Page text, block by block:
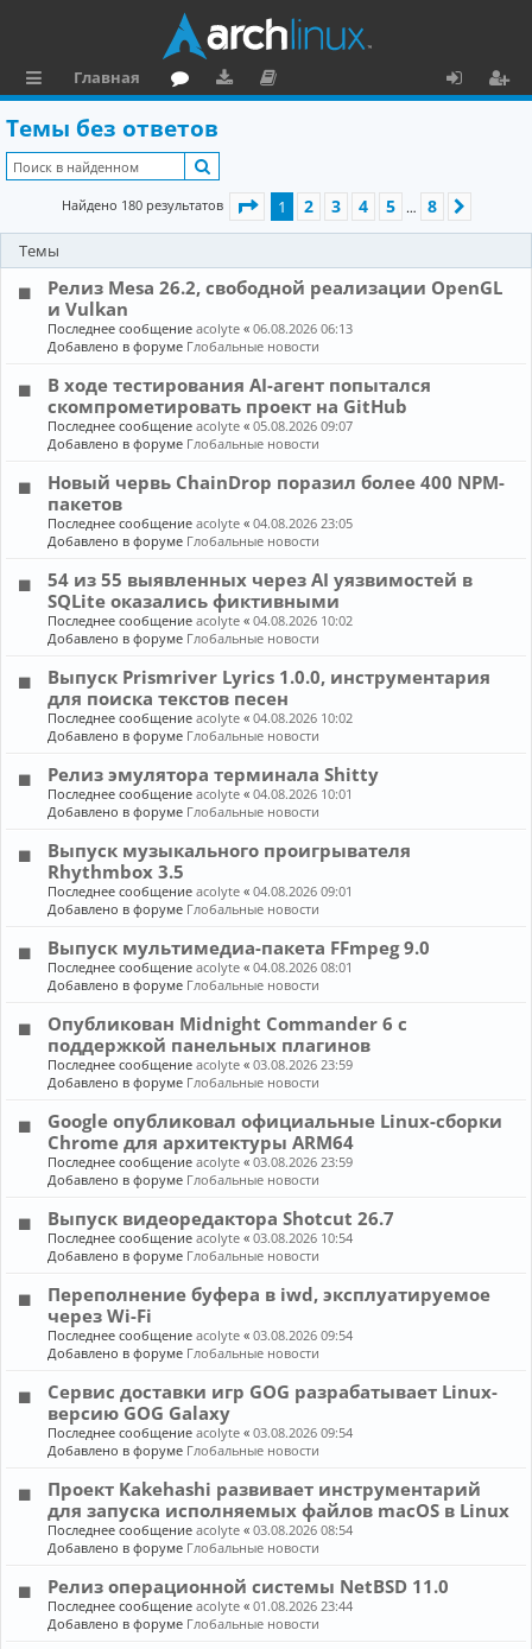
ы
л
и
Главная
ру
м
ру
зк
е
та
ц
я
ц
Темы без ответов
Найдено 180 результатов Страница из8
1 2 3 4 5 … 8
Темы
Релиз Mesa 26.2, свободной реализации OpenGL
и Vulkan
Последнее сообщениеacolyte «06.08.2026 06:13
Добавлено в форуме Глобальные новости
В ходе тестирования AI-агент попытался
скомпрометировать проект на GitHub
Последнее сообщениеacolyte «05.08.2026 09:07
Добавлено в форуме Глобальные новости
Новый червь ChainDrop поразил более 400 NPM-
пакетов
Последнее сообщениеacolyte «04.08.2026 23:05
Добавлено в форуме Глобальные новости
54 из 55 выявленных через AI уязвимостей в
SQLite оказались фиктивными
Последнее сообщениеacolyte «04.08.2026 10:02
Добавлено в форуме Глобальные новости
Выпуск Prismriver Lyrics 1.0.0, инструментария
для поиска текстов песен
Последнее сообщениеacolyte «04.08.2026 10:02
Добавлено в форуме Глобальные новости
Релиз эмулятора терминала Shitty
Последнее сообщениеacolyte «04.08.2026 10:01
Добавлено в форуме Глобальные новости
Выпуск музыкального проигрывателя
Rhythmbox 3.5
Последнее сообщениеacolyte «04.08.2026 09:01
Добавлено в форуме Глобальные новости
Выпуск мультимедиа-пакета FFmpeg 9.0
Последнее сообщениеacolyte «04.08.2026 08:01
Добавлено в форуме Глобальные новости
Опубликован Midnight Commander 6 c
поддержкой панельных плагинов
Последнее сообщениеacolyte «03.08.2026 23:59
Добавлено в форуме Глобальные новости
Google опубликовал официальные Linux-сборки
Chrome для архитектуры ARM64
Последнее сообщениеacolyte «03.08.2026 23:59
Добавлено в форуме Глобальные новости
Выпуск видеоредактора Shotcut 26.7
Последнее сообщениеacolyte «03.08.2026 10:54
Добавлено в форуме Глобальные новости
Переполнение буфера в iwd, эксплуатируемое
через Wi-Fi
Последнее сообщениеacolyte «03.08.2026 09:54
Добавлено в форуме Глобальные новости
Сервис доставки игр GOG разрабатывает Linux-
версию GOG Galaxy
Последнее сообщениеacolyte «03.08.2026 09:54
Добавлено в форуме Глобальные новости
Проект Kakehashi развивает инструментарий
для запуска исполняемых файлов macOS в Linux
Последнее сообщениеacolyte «03.08.2026 08:54
Добавлено в форуме Глобальные новости
Релиз операционной системы NetBSD 11.0
Последнее сообщениеacolyte «01.08.2026 23:44
Добавлено в форуме Глобальные новости